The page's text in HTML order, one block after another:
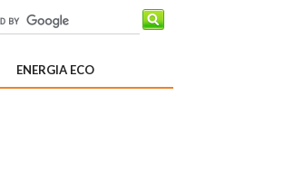
ENERGIA ECO